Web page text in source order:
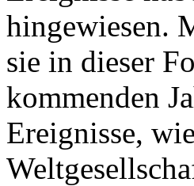
hingewiesen.
sie in dieser
kommenden
Ereignisse,